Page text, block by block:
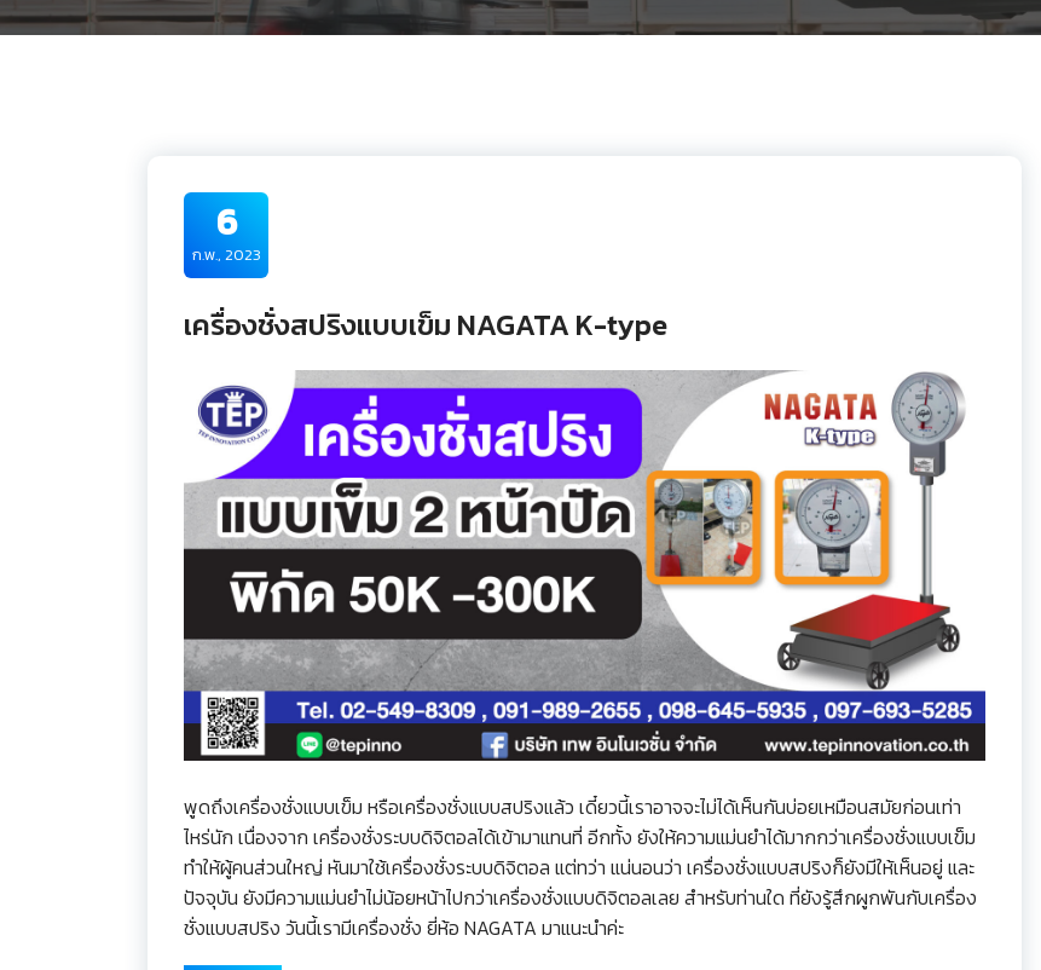
6
ก.พ., 2023
เครื่องชั่งสปริงแบบเข็ม NAGATA K-type
พูดถึงเครื่องชั่งแบบเข็ม หรือเครื่องชั่งแบบสปริงแล้ว เดี๋ยวนี้เราอาจจะไม่ได้เห็นกันบ่อยเหมือนสมัยก่อนเท่า
ไหร่นัก เนื่องจาก เครื่องชั่งระบบดิจิตอลได้เข้ามาแทนที่ อีกทั้ง ยังให้ความแม่นยำได้มากกว่าเครื่องชั่งแบบเข็ม
ทำให้ผู้คนส่วนใหญ่ หันมาใช้เครื่องชั่งระบบดิจิตอล แต่ทว่า แน่นอนว่า เครื่องชั่งแบบสปริงก็ยังมีให้เห็นอยู่ และ
ปัจจุบัน ยังมีความแม่นยำไม่น้อยหน้าไปกว่าเครื่องชั่งแบบดิจิตอลเลย สำหรับท่านใด ที่ยังรู้สึกผูกพันกับเครื่อง
ชั่งแบบสปริง วันนี้เรามีเครื่องชั่ง ยี่ห้อ NAGATA มาแนะนำค่ะ